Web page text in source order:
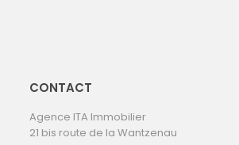
CONTACT
Agence ITA Immobilier
21 bis route de la Wantzenau